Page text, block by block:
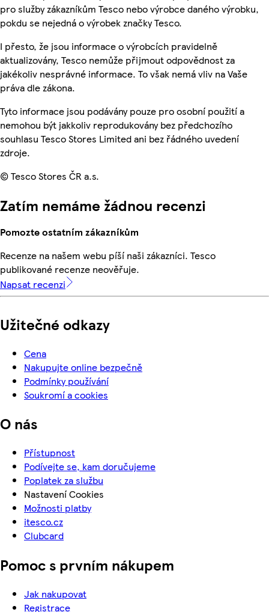
pro služby zákazníkům Tesco nebo výrobce daného výrobku,
pokdu se nejedná o výrobek značky Tesco.
I přesto, že jsou informace o výrobcích pravidelně
aktualizovány, Tesco nemůže přijmout odpovědnost za
jakékoliv nesprávné informace. To však nemá vliv na Vaše
práva dle zákona.
Tyto informace jsou podávány pouze pro osobní použití a
nemohou být jakkoliv reprodukovány bez předchozího
souhlasu Tesco Stores Limited ani bez řádného uvedení
zdroje.
© Tesco Stores ČR a.s.
Zatím nemáme žádnou recenzi
Pomozte ostatním zákazníkům
Recenze na našem webu píší naši zákazníci. Tesco
publikované recenze neověřuje.
Napsat recenzi
Užitečné odkazy
Cena
Nakupujte online bezpečně
Podmínky používání
Soukromí a cookies
O nás
Přístupnost
Podívejte se, kam doručujeme
Poplatek za službu
Nastavení Cookies
Možnosti platby
itesco.cz
Clubcard
Pomoc s prvním nákupem
Jak nakupovat
Registrace